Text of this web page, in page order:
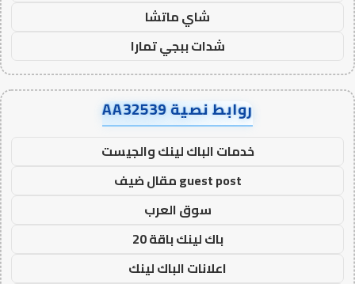
شاي ماتشا
شدات ببجي تمارا
روابط نصية AA32539
خدمات الباك لينك والجيست
guest post مقال ضيف
سوق العرب
باك لينك باقة 20
اعلانات الباك لينك